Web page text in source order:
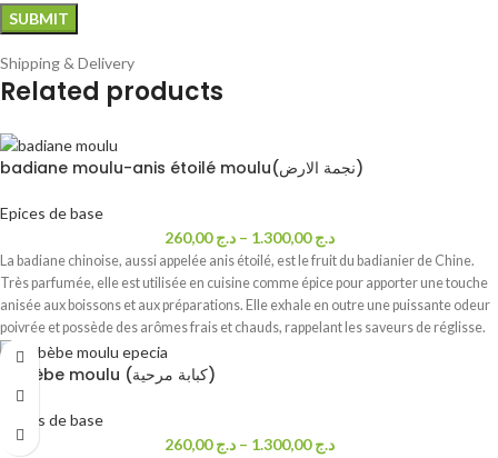
Shipping & Delivery
Related products
badiane moulu-anis étoilé moulu(نجمة الارض)
Epices de base
د.ج260,00 – د.ج1.300,00
La badiane chinoise, aussi appelée anis étoilé, est le fruit du badianier de Chine.
Très parfumée, elle est utilisée en cuisine comme épice pour apporter une touche
anisée aux boissons et aux préparations. Elle exhale en outre une puissante odeur
poivrée et possède des arômes frais et chauds, rappelant les saveurs de réglisse.
Cubèbe moulu (كبابة مرحية)
Epices de base
د.ج260,00 – د.ج1.300,00